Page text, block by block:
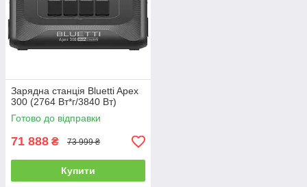
Зарядна станція Bluetti Apex
300 (2764 Вт*г/3840 Вт)
Готово до відправки
71 888 ₴ 73 999 ₴
Купити